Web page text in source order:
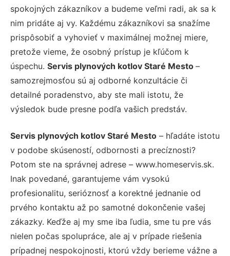
spokojných zákazníkov a budeme veľmi radi, ak sa k
nim pridáte aj vy. Každému zákazníkovi sa snažíme
prispôsobiť a vyhovieť v maximálnej možnej miere,
pretože vieme, že osobný prístup je kľúčom k
úspechu. Servis plynových kotlov Staré Mesto –
samozrejmosťou sú aj odborné konzultácie či
detailné poradenstvo, aby ste mali istotu, že
výsledok bude presne podľa vašich predstáv.
Servis plynových kotlov Staré Mesto – hľadáte istotu
v podobe skúseností, odbornosti a precíznosti?
Potom ste na správnej adrese – www.homeservis.sk.
Inak povedané, garantujeme vám vysokú
profesionalitu, serióznosť a korektné jednanie od
prvého kontaktu až po samotné dokončenie vašej
zákazky. Keďže aj my sme iba ľudia, sme tu pre vás
nielen počas spolupráce, ale aj v prípade riešenia
prípadnej nespokojnosti, ktorú vždy berieme vážne a